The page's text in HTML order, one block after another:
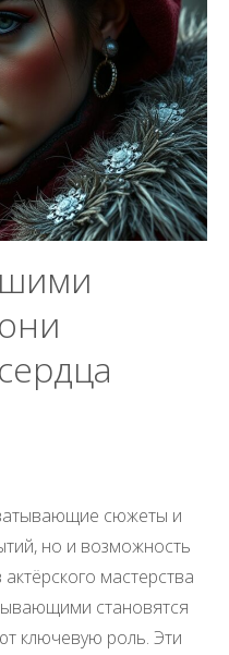
сюжеты и
но и возможность
мастерства
становятся
ключевую роль. Эти